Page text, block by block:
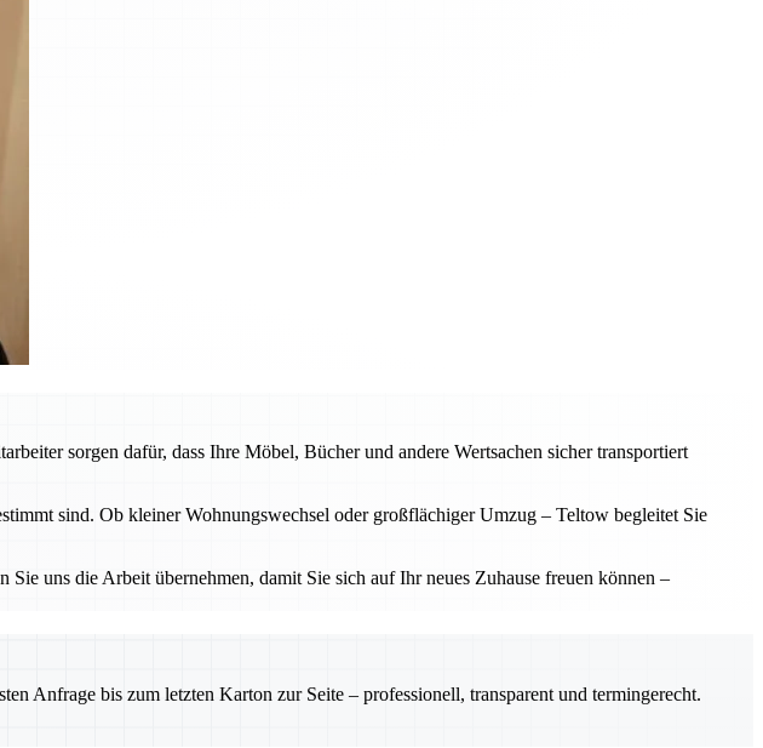
sorgen dafür, dass Ihre Möbel, Bücher und andere Wertsachen sicher transportiert
sind. Ob kleiner Wohnungswechsel oder großflächiger Umzug – Teltow begleitet Sie
uns die Arbeit übernehmen, damit Sie sich auf Ihr neues Zuhause freuen können –
Anfrage bis zum letzten Karton zur Seite – professionell, transparent und termingerecht.